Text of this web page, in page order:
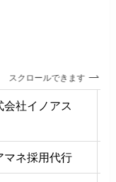
スクロールできます
会社イノアス
マネ採用代行